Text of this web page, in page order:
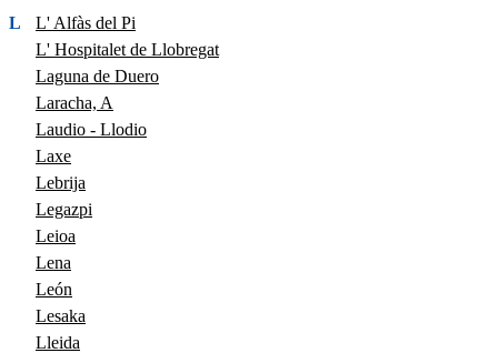
L
L' Alfàs del Pi
L' Hospitalet de Llobregat
Laguna de Duero
Laracha, A
Laudio - Llodio
Laxe
Lebrija
Legazpi
Leioa
Lena
León
Lesaka
Lleida